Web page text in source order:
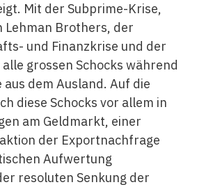
Mit der Subprime-Krise,
Lehman Brothers, der
und ­Finanzkrise und der
grossen Schocks während
dem Ausland. Auf die
diese Schocks vor allem in
am Geldmarkt, einer
der Exportnachfrage
Aufwertung
resoluten Senkung der